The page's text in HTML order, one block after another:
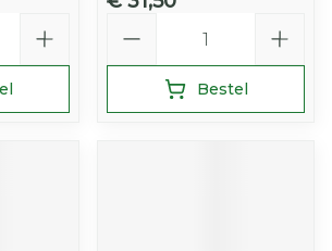
Bestel